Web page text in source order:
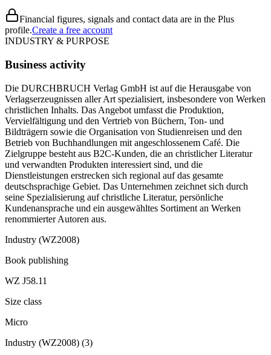
Financial figures, signals and contact data are in the Plus
profile.Create a free account
INDUSTRY & PURPOSE
Business activity
Die DURCHBRUCH Verlag GmbH ist auf die Herausgabe von
Verlagserzeugnissen aller Art spezialisiert, insbesondere von Werken
christlichen Inhalts. Das Angebot umfasst die Produktion,
Vervielfältigung und den Vertrieb von Büchern, Ton- und
Bildträgern sowie die Organisation von Studienreisen und den
Betrieb von Buchhandlungen mit angeschlossenem Café. Die
Zielgruppe besteht aus B2C-Kunden, die an christlicher Literatur
und verwandten Produkten interessiert sind, und die
Dienstleistungen erstrecken sich regional auf das gesamte
deutschsprachige Gebiet. Das Unternehmen zeichnet sich durch
seine Spezialisierung auf christliche Literatur, persönliche
Kundenansprache und ein ausgewähltes Sortiment an Werken
renommierter Autoren aus.
Industry (WZ2008)
Book publishing
WZ J58.11
Size class
Micro
Industry (WZ2008) (3)